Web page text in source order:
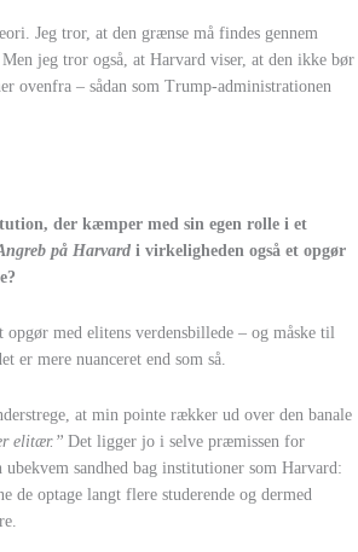
Jeg tror, at den grænse må findes gennem
jeg tror også, at Harvard viser, at den ikke bør
ovenfra – sådan som Trump-administrationen
der kæmper med sin egen rolle i et
på Harvard i virkeligheden også et opgør
opgør med elitens verdensbillede – og måske til
er mere nuanceret end som så.
at min pointe rækker ud over den banale
elitær.” Det ligger jo i selve præmissen for
sandhed bag institutioner som Harvard:
de optage langt flere studerende og dermed